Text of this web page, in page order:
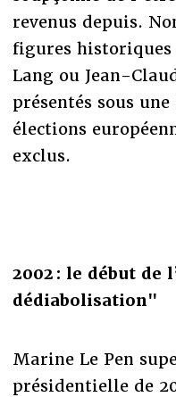
revenus depuis.
figures
Lang ou Jean-
présentés sous
élections
exclus.
2002 : le début de
dédiabolisation"
Marine Le Pen
présidentielle de